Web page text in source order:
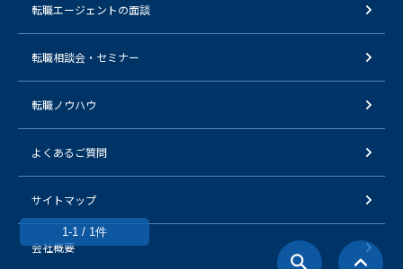
1-1 / 1件
転職エージェントの面談
転職相談会・セミナー
転職ノウハウ
よくあるご質問
サイトマップ
会社概要